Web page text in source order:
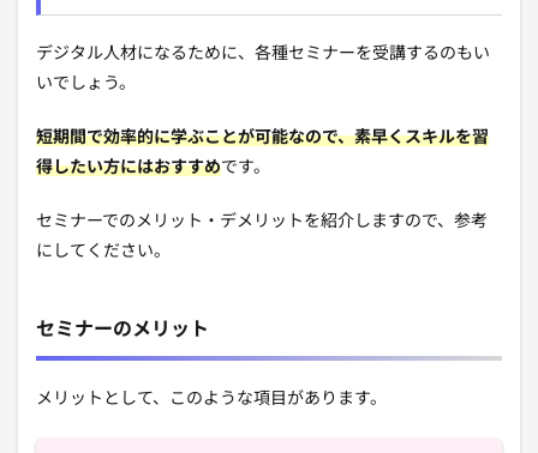
デジタル人材になるために、各種セミナーを受講するのもい
いでしょう。
短期間で効率的に学ぶことが可能なので、素早くスキルを習
得したい方にはおすすめです。
セミナーでのメリット・デメリットを紹介しますので、参考
にしてください。
セミナーのメリット
メリットとして、このような項目があります。